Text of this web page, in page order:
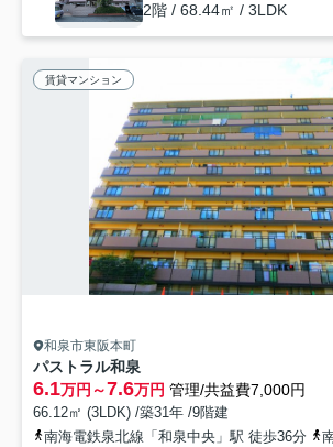
2階 / 68.44㎡ / 3LDK
賃貸マンション
和泉市東阪本町
パストラル和泉
6.1万円～7.6万円 管理/共益費7,000円
66.12㎡ (3LDK) /築31年 /9階建
南海電鉄泉北線「和泉中央」駅 徒歩36分
南